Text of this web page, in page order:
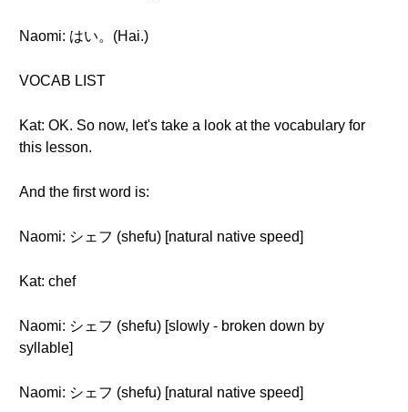
Naomi: はい。(Hai.)
VOCAB LIST
Kat: OK. So now, let's take a look at the vocabulary for
this lesson.
And the first word is:
Naomi: シェフ (shefu) [natural native speed]
Kat: chef
Naomi: シェフ (shefu) [slowly - broken down by
syllable]
Naomi: シェフ (shefu) [natural native speed]